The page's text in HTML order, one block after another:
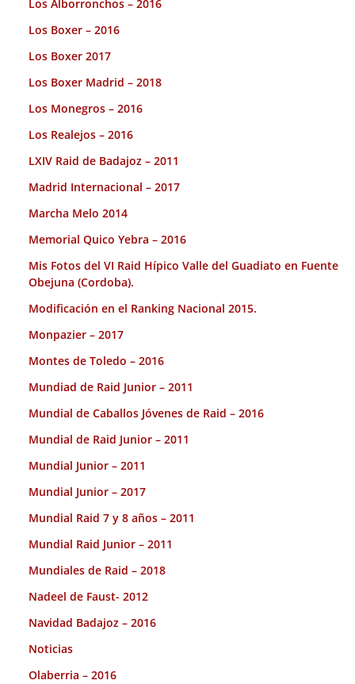
Los Alborronchos – 2016
Los Boxer – 2016
Los Boxer 2017
Los Boxer Madrid – 2018
Los Monegros – 2016
Los Realejos – 2016
LXIV Raid de Badajoz – 2011
Madrid Internacional – 2017
Marcha Melo 2014
Memorial Quico Yebra – 2016
Mis Fotos del VI Raid Hípico Valle del Guadiato en Fuente
Obejuna (Cordoba).
Modificación en el Ranking Nacional 2015.
Monpazier – 2017
Montes de Toledo – 2016
Mundiad de Raid Junior – 2011
Mundial de Caballos Jóvenes de Raid – 2016
Mundial de Raid Junior – 2011
Mundial Junior – 2011
Mundial Junior – 2017
Mundial Raid 7 y 8 años – 2011
Mundial Raid Junior – 2011
Mundiales de Raid – 2018
Nadeel de Faust- 2012
Navidad Badajoz – 2016
Noticias
Olaberria – 2016